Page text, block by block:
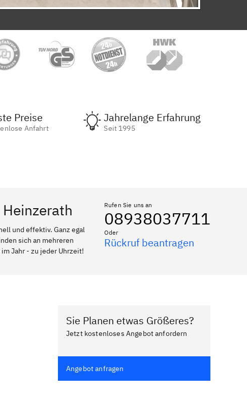
Preise
Anfahrt
Jahrelange Erfahrung
Seit 1995
und effektiv. Ganz egal
sich an mehreren
Jahr - zu jeder Uhrzeit!
Rufen Sie uns an
08938037711
Oder
Rückruf beantragen
Sie Planen etwas Größeres?
Jetzt kostenloses Angebot anfordern
Angebot anfragen